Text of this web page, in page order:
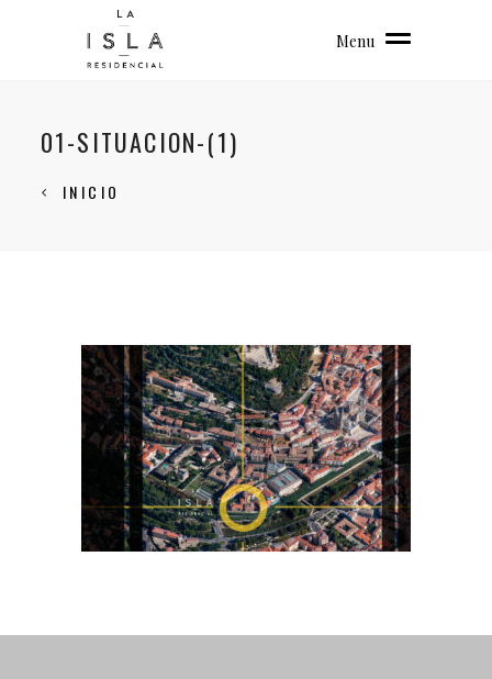
Menu
01-SITUACION-(1)
INICIO